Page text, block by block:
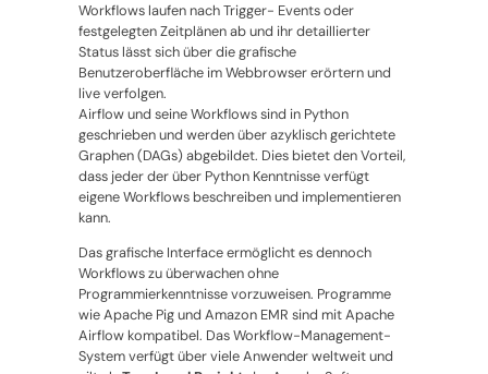
Workflows laufen nach Trigger- Events oder
festgelegten Zeitplänen ab und ihr detaillierter
Status lässt sich über die grafische
Benutzeroberfläche im Webbrowser erörtern und
live verfolgen.
Airflow und seine Workflows sind in Python
geschrieben und werden über azyklisch gerichtete
Graphen (DAGs) abgebildet. Dies bietet den Vorteil,
dass jeder der über Python Kenntnisse verfügt
eigene Workflows beschreiben und implementieren
kann.
Das grafische Interface ermöglicht es dennoch
Workflows zu überwachen ohne
Programmierkenntnisse vorzuweisen. Programme
wie Apache Pig und Amazon EMR sind mit Apache
Airflow kompatibel. Das Workflow-Management-
System verfügt über viele Anwender weltweit und